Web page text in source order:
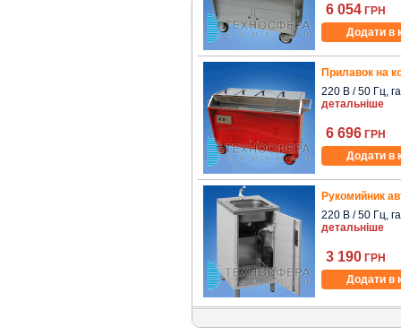
6 054 ГРН
Додати в
Прилавок на
220 В / 50 Гц,
детальніше
6 696 ГРН
Додати в
Рукомийник
220 В / 50 Гц,
детальніше
3 190 ГРН
Додати в